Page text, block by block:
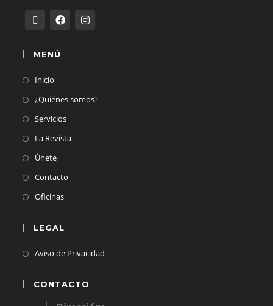
MENÚ
Inicio
¿Quiénes somos?
Servicios
La Revista
Únete
Contacto
Oficinas
LEGAL
Aviso de Privacidad
CONTACTO